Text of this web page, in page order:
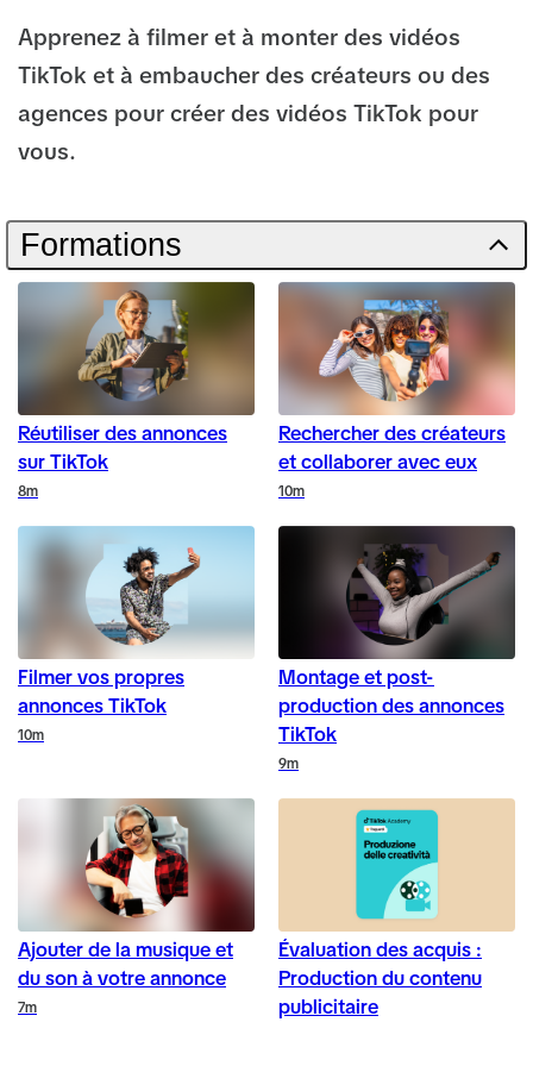
Apprenez à filmer et à monter des vidéos
TikTok et à embaucher des créateurs ou des
agences pour créer des vidéos TikTok pour
vous.
Formations
Réutiliser des annonces
sur TikTok
Duration
8m
Rechercher des créateurs
et collaborer avec eux
Duration 10m
Filmer vos propres
annonces TikTok
Duration
10m
Montage et post-
production des annonces
TikTok
9m
Ajouter de la musique et
du son à votre annonce
Duration
7m
Évaluation des acquis :
Production du contenu
publicitaire